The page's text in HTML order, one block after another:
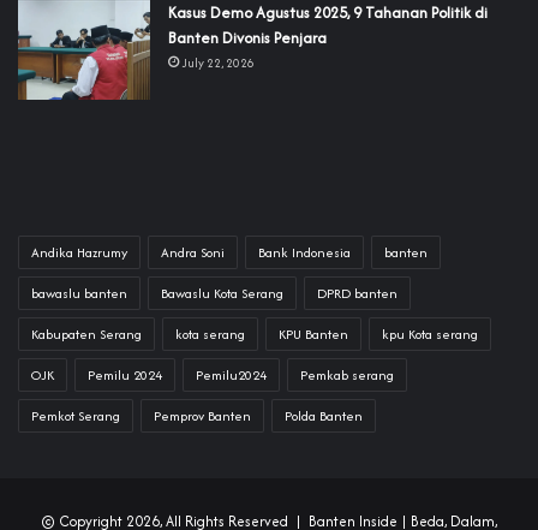
‎Kasus Demo Agustus 2025, 9 Tahanan Politik di
Banten Divonis Penjara
July 22, 2026
Andika Hazrumy Andra Soni Bank Indonesia banten
bawaslu banten Bawaslu Kota Serang DPRD banten
Kabupaten Serang kota serang KPU Banten kpu Kota serang
OJK Pemilu 2024 Pemilu2024 Pemkab serang
Pemkot Serang Pemprov Banten Polda Banten
© Copyright 2026, All Rights Reserved | Banten Inside | Beda, Dalam,